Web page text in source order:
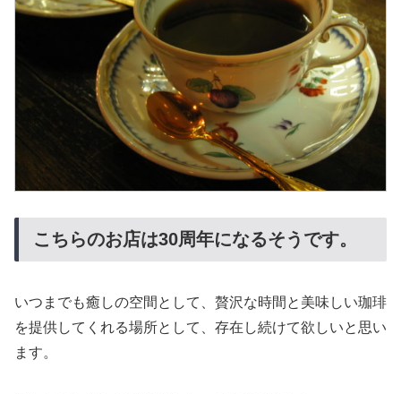
こちらのお店は30周年になるそうです。
いつまでも癒しの空間として、贅沢な時間と美味しい珈琲
を提供してくれる場所として、存在し続けて欲しいと思い
ます。